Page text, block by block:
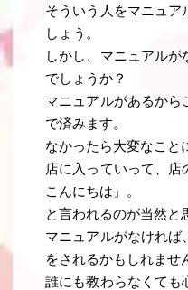
そういう人をマニュア
しょう。
しかし、マニュアル
でしょうか？
マニュアルがあるから
で済みます。
なかったら大変なこと
店に入っていって、店
こんにちは」。
と言われるのが当然と
マニュアルがなければ
をされるかもしれませ
誰にも教わらなくても